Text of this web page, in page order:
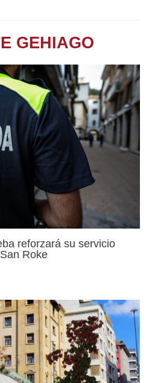
GEHIAGO
reforzará su servicio
Roke